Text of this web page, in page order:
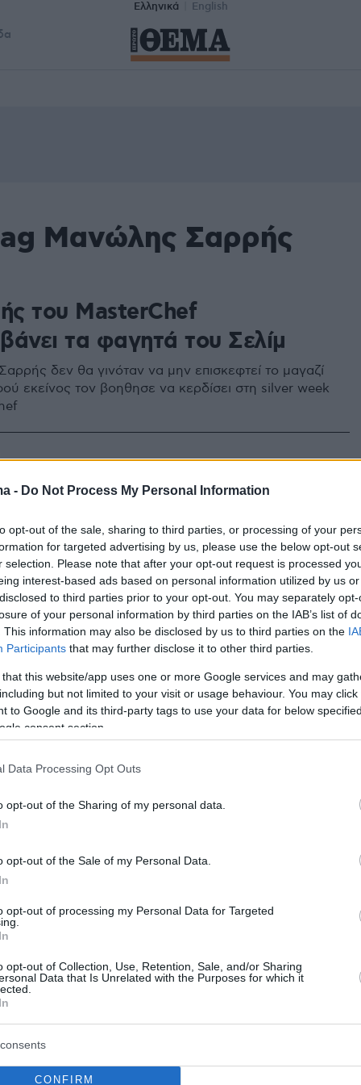
- Do Not Process My Personal Information
opt-out of the sale, sharing to third parties, or processing of your
for targeted advertising by us, please use the below opt-out
selection. Please note that after your opt-out request is processed
interest-based ads based on personal information utilized by us
to third parties prior to your opt-out. You may separately
of your personal information by third parties on the IAB’s list of
This information may also be disclosed by us to third parties on the
Participants that may further disclose it to other third parties.
that this website/app uses one or more Google services and may
but not limited to your visit or usage behaviour. You may
to Google and its third-party tags to use your data for below
consent section.
Data Processing Opt Outs
opt-out of the Sharing of my personal data.
opt-out of the Sale of my Personal Data.
opt-out of processing my Personal Data for Targeted
opt-out of Collection, Use, Retention, Sale, and/or Sharing
Data that Is Unrelated with the Purposes for which it
CONFIRM
Ελληνικά English
Μανώλης Σαρρής
του MasterChef
τα φαγητά του Σελίμ
δεν θα γινόταν να μην επισκεφτεί το μαγαζί
εκείνος τον βοηθησε να κερδίσει στη silver week
ανάρτηση του Μανώλη Σαρρή
ο μεγάλος νικητής
Σαρρής (Master Chef): Τη
δεν μπορούσα να κρατηθώ
του νικητή του ριάλιτι μαγειρικής για τα
του αλλά και για τη σύντροφό του
8
2019: Τηλεθέαση στο 61%,
της νίκης και το καυτό φιλί
Σαρρή στην κοπέλα του
και φωτογραφίες με την ανάδειξη του νικητή -Για ένα
Chef δεν κατάφερε γυναίκα να σπάσει το σερί των
μαραθώνιες δοκιμασίες μέχρι την ανάδειξη του
Master Chef